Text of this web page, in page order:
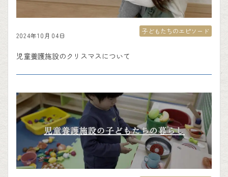
2024年10月04日
児童養護施設のクリスマスについて
子どもたちのエピソード